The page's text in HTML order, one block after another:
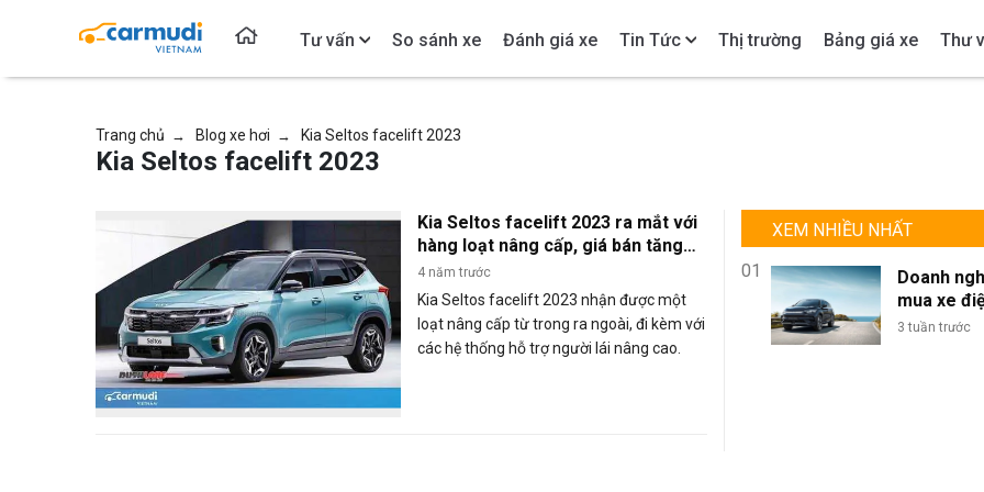
Tư vấn So sánh xe Đánh giá xe Tin Tức Thị trường Bảng giá xe Thư
Trang chủ → Blog xe hơi → Kia Seltos facelift 2023
Kia Seltos facelift 2023
Kia Seltos facelift 2023 ra mắt với
hàng loạt nâng cấp, giá bán tăng
nhẹ
4 năm trước
Kia Seltos facelift 2023 nhận được một
loạt nâng cấp từ trong ra ngoài, đi kèm với
các hệ thống hỗ trợ người lái nâng cao.
XEM NHIỀU NHẤT
01
Doanh
mua xe
lượng lớn:
3 tuần trước